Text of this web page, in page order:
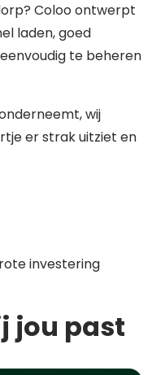
Coloo ontwerpt
laden, goed
te beheren
wij
er strak uitziet en
investering
jou past